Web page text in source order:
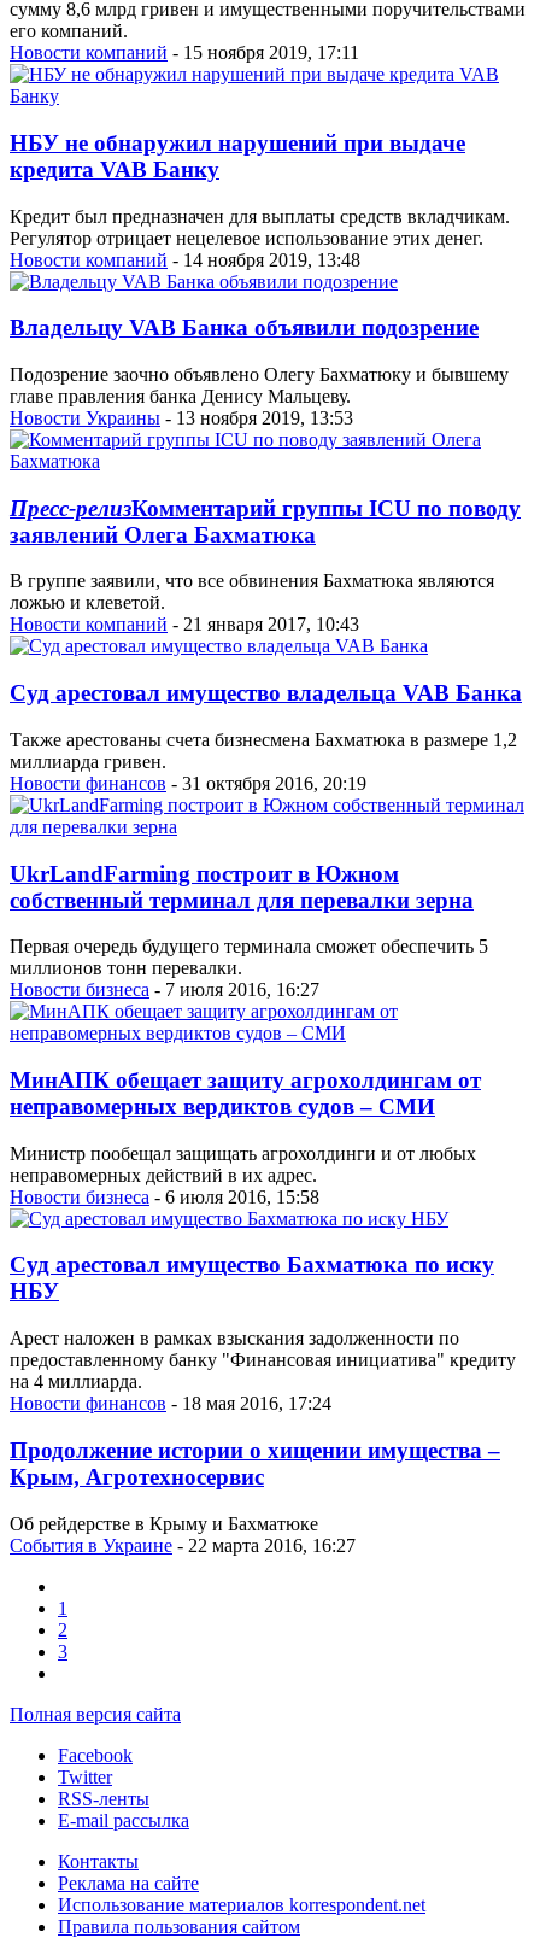
сумму 8,6 млрд гривен и имущественными поручительствами
его компаний.
Новости компаний - 15 ноября 2019, 17:11
НБУ не обнаружил нарушений при выдаче
кредита VAB Банку
Кредит был предназначен для выплаты средств вкладчикам.
Регулятор отрицает нецелевое использование этих денег.
Новости компаний - 14 ноября 2019, 13:48
Владельцу VAB Банка объявили подозрение
Подозрение заочно объявлено Олегу Бахматюку и бывшему
главе правления банка Денису Мальцеву.
Новости Украины - 13 ноября 2019, 13:53
Пресс-релизКомментарий группы ­ICU­ по поводу
заявлений ­Олега Бахматюка
В группе заявили, что все обвинения Бахматюка являются
ложью и клеветой.
Новости компаний - 21 января 2017, 10:43
Суд арестовал имущество владельца VAB Банка
Также арестованы счета бизнесмена Бахматюка в размере 1,2
миллиарда гривен.
Новости финансов - 31 октября 2016, 20:19
UkrLandFarming построит в Южном
собственный терминал для перевалки зерна
Первая очередь будущего терминала сможет обеспечить 5
миллионов тонн перевалки.
Новости бизнеса - 7 июля 2016, 16:27
МинАПК обещает защиту агрохолдингам от
неправомерных вердиктов судов – СМИ
Министр пообещал защищать агрохолдинги и от любых
неправомерных действий в их адрес.
Новости бизнеса - 6 июля 2016, 15:58
Суд арестовал имущество Бахматюка по иску
НБУ
Арест наложен в рамках взыскания задолженности по
предоставленному банку "Финансовая инициатива" кредиту
на 4 миллиарда.
Новости финансов - 18 мая 2016, 17:24
Продолжение истории о хищении имущества –
Крым, Агротехносервис
Об рейдерстве в Крыму и Бахматюке
События в Украине - 22 марта 2016, 16:27
1
2
3
Полная версия сайта
Facebook
Twitter
RSS-ленты
E-mail рассылка
Контакты
Реклама на сайте
Использование материалов korrespondent.net
Правила пользования сайтом